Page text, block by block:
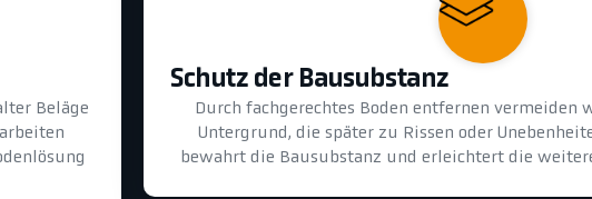
Beläge
Schutz der Bausubstanz
Durch fachgerechtes Boden entfernen vermeiden
Untergrund, die später zu Rissen oder
bewahrt die Bausubstanz und erleichtert die